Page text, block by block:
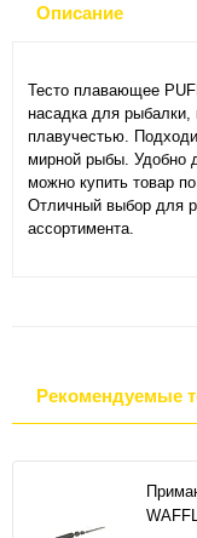
Описание
Тесто плавающее
насадка для
плавучестью.
мирной рыбы. Удобно
можно купить товар
Отличный выбор для
ассортимента.
Рекомендуемые